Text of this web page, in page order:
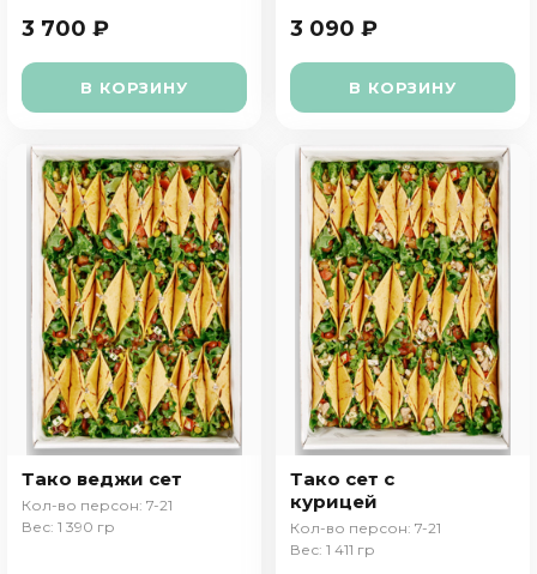
3 700 ₽
В КОРЗИНУ
3 090 ₽
В КОРЗИНУ
Тако веджи сет
Кол-во персон: 7-21
Вес: 1 390 гр
Тако сет с
курицей
Кол-во персон: 7-21
Вес: 1 411 гр